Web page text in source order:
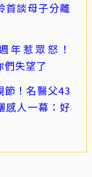
首談母子分離
年惹眾怒！
失望了
節！名醫父43
人一幕：好